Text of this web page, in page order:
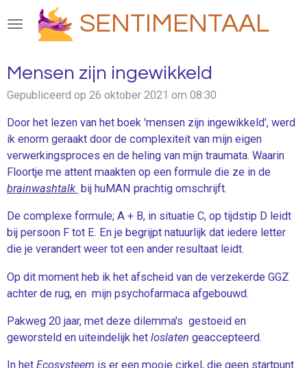
direct
de
hoofdinhoud
SENTIMENTAAL
Mensen zijn ingewikkeld
Gepubliceerd op 26 oktober 2021 om 08:30
Door het lezen van het boek 'mensen zijn ingewikkeld', werd
ik enorm geraakt door de complexiteit van mijn eigen
verwerkingsproces en de heling van mijn traumata. Waarin
Floortje me attent maakten op een formule die ze in de
brainwashtalk bij huMAN prachtig omschrijft.
De complexe formule; A + B, in situatie C, op tijdstip D leidt
bij persoon F tot E. En je begrijpt natuurlijk dat iedere letter
die je verandert weer tot een ander resultaat leidt.
Op dit moment heb ik het afscheid van de verzekerde GGZ
achter de rug, en mijn psychofarmaca afgebouwd.
Pakweg 20 jaar, met deze dilemma's gestoeid en
geworsteld en uiteindelijk het loslaten geaccepteerd.
In het Ecosysteem is er een mooie cirkel, die geen startpunt